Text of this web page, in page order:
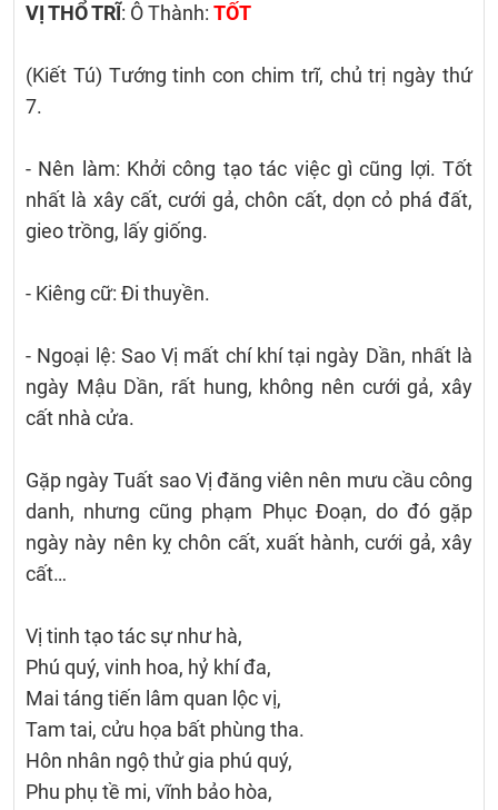
VỊ THỔ TRĨ: Ô Thành: TỐT
(Kiết Tú) Tướng tinh con chim trĩ, chủ trị ngày thứ
7.
- Nên làm: Khởi công tạo tác việc gì cũng lợi. Tốt
nhất là xây cất, cưới gả, chôn cất, dọn cỏ phá đất,
gieo trồng, lấy giống.
- Kiêng cữ: Đi thuyền.
- Ngoại lệ: Sao Vị mất chí khí tại ngày Dần, nhất là
ngày Mậu Dần, rất hung, không nên cưới gả, xây
cất nhà cửa.
Gặp ngày Tuất sao Vị đăng viên nên mưu cầu công
danh, nhưng cũng phạm Phục Đoạn, do đó gặp
ngày này nên kỵ chôn cất, xuất hành, cưới gả, xây
cất…
Vị tinh tạo tác sự như hà,
Phú quý, vinh hoa, hỷ khí đa,
Mai táng tiến lâm quan lộc vị,
Tam tai, cửu họa bất phùng tha.
Hôn nhân ngộ thử gia phú quý,
Phu phụ tề mi, vĩnh bảo hòa,